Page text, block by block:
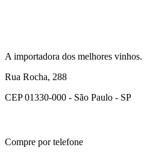
A importadora dos melhores vinhos.
Rua Rocha, 288
CEP 01330-000 - São Paulo - SP
Compre por telefone